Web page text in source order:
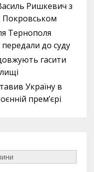
Ришкевич з
Покровськом
Тернополя
до суду
гасити
Україну в
прем’єрі